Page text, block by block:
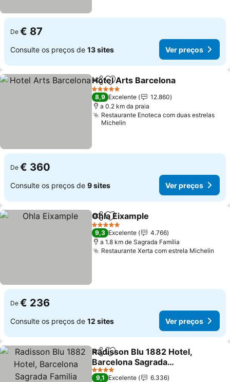
De € 87
Consulte os preços de 13 sites Ver preços
PartilharAdicionar aos favoritos
Hotel Arts Barcelona
5 Estrelas
8,9 Excelente
12.860
a 0.2 km da praia
Restaurante Enoteca com duas estrelas
Michelin
De € 360
Consulte os preços de 9 sites Ver preços
PartilharAdicionar aos favoritos
Ohla Eixample
5 Estrelas
9,3 Excelente
4.766
a 1.8 km de Sagrada Família
Restaurante Xerta com estrela Michelin
De € 236
Consulte os preços de 12 sites Ver preços
PartilharAdicionar aos favoritos
Radisson Blu 1882 Hotel,
Barcelona Sagrada
Familia
4 Estrelas
9,1 Excelente
6.336